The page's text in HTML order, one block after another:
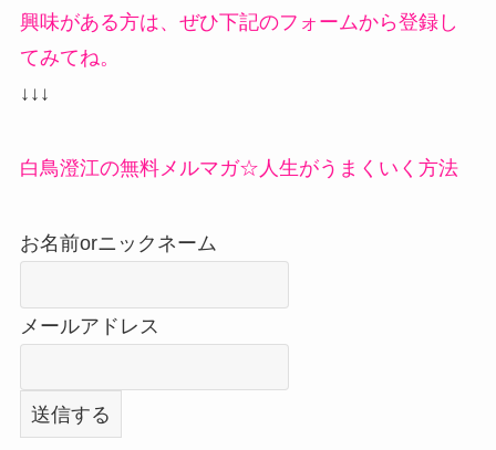
興味がある方は、ぜひ下記のフォームから登録し
てみてね。
↓↓↓
白鳥澄江の無料メルマガ☆人生がうまくいく方法
お名前orニックネーム
メールアドレス